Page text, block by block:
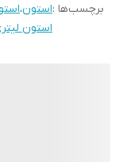
برچسب‌ها :استون،استون
استون